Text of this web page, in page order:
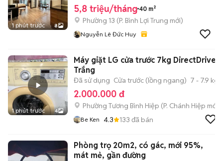
1 phút trước 8
5,8 triệu/tháng 40 m²
Phường 13 (P. Bình Lợi Trung mới)
Nguyễn Lê Đức Huy
1 phút trước 4
Máy giặt LG cửa trước 7kg DirectDrive
Trắng
Đã sử dụng Cửa trước (lồng ngang) 7 - 7.9 kg
2.000.000 đ
Phường Tương Bình Hiệp (P. Chánh Hiệp mới)
Be Ken 4.3 133 đã bán
Phòng trọ 20m2, có gác, mới 95%,
mát mẻ, gần đường